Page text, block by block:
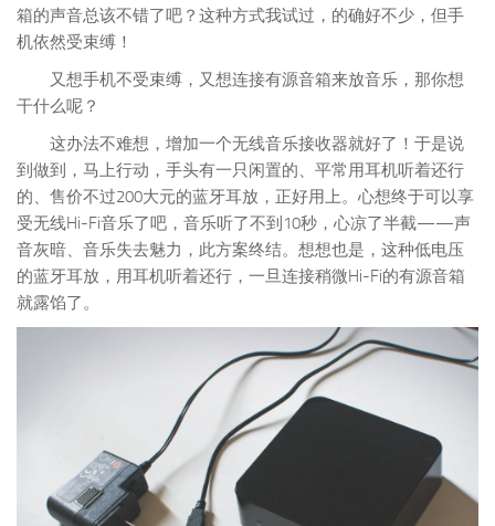
箱的声音总该不错了吧？这种方式我试过，的确好不少，但手
机依然受束缚！
又想手机不受束缚，又想连接有源音箱来放音乐，那你想
干什么呢？
这办法不难想，增加一个无线音乐接收器就好了！于是说
到做到，马上行动，手头有一只闲置的、平常用耳机听着还行
的、售价不过200大元的蓝牙耳放，正好用上。心想终于可以享
受无线Hi-Fi音乐了吧，音乐听了不到10秒，心凉了半截——声
音灰暗、音乐失去魅力，此方案终结。想想也是，这种低电压
的蓝牙耳放，用耳机听着还行，一旦连接稍微Hi-Fi的有源音箱
就露馅了。